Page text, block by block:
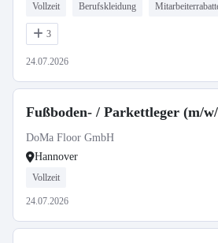
Vollzeit Berufskleidung
3
24.07.2026
Fußboden- / Parkettleger (m/
DoMa Floor GmbH
Hannover
Vollzeit
24.07.2026